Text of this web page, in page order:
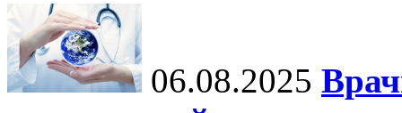
06.08.2025